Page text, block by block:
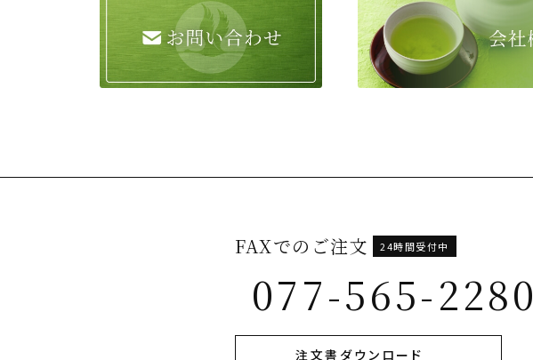
FAXでのご注文
077-565-2280
24時間受付中
注文書ダウンロード